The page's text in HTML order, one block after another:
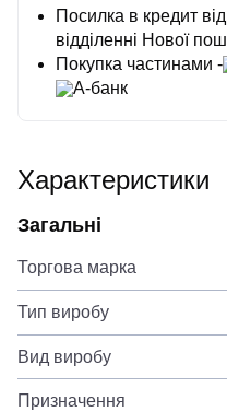
Посилка в кредит від
відділенні Нової
Покупка частинами -
А-банк
Характеристики
Загальні
Торгова марка
Тип виробу
Вид виробу
Призначення